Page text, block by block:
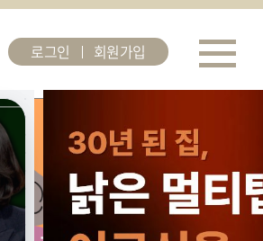
로그인 회원가입